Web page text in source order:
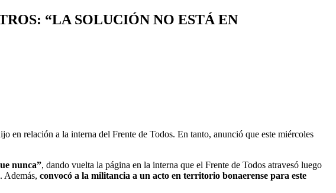
“LA SOLUCIÓN NO ESTÁ EN
en relación a la interna del Frente de Todos. En tanto, anunció que este miércoles
nunca”, dando vuelta la página en la interna que el Frente de Todos atravesó luego
Además, convocó a la militancia a un acto en territorio bonaerense para este